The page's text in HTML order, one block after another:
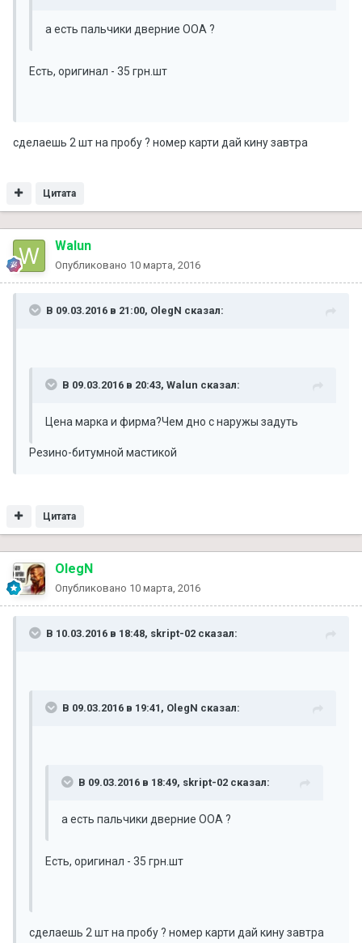
а есть пальчики дверние ООА ?
Есть, оригинал - 35 грн.шт
сделаешь 2 шт на пробу ? номер карти дай кину завтра
Цитата
Walun
Опубликовано 10 марта, 2016
В 09.03.2016 в 21:00, OlegN сказал:
В 09.03.2016 в 20:43, Walun сказал:
Цена марка и фирма?Чем дно с наружы задуть
Резино-битумной мастикой
Цитата
OlegN
Опубликовано 10 марта, 2016
В 10.03.2016 в 18:48, skript-02 сказал:
В 09.03.2016 в 19:41, OlegN сказал:
В 09.03.2016 в 18:49, skript-02 сказал:
а есть пальчики дверние ООА ?
Есть, оригинал - 35 грн.шт
сделаешь 2 шт на пробу ? номер карти дай кину завтра